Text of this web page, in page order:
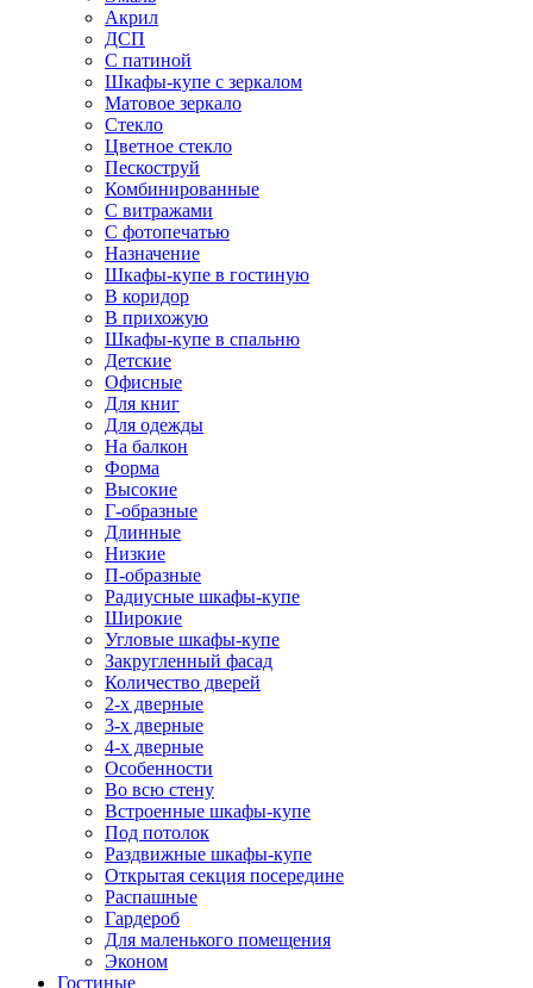
Акрил
ДСП
С патиной
Шкафы-купе с зеркалом
Матовое зеркало
Стекло
Цветное стекло
Пескоструй
Комбинированные
С витражами
С фотопечатью
Назначение
Шкафы-купе в гостиную
В коридор
В прихожую
Шкафы-купе в спальню
Детские
Офисные
Для книг
Для одежды
На балкон
Форма
Высокие
Г-образные
Длинные
Низкие
П-образные
Радиусные шкафы-купе
Широкие
Угловые шкафы-купе
Закругленный фасад
Количество дверей
2-х дверные
3-х дверные
4-х дверные
Особенности
Во всю стену
Встроенные шкафы-купе
Под потолок
Раздвижные шкафы-купе
Открытая секция посередине
Распашные
Гардероб
Для маленького помещения
Эконом
Гостиные